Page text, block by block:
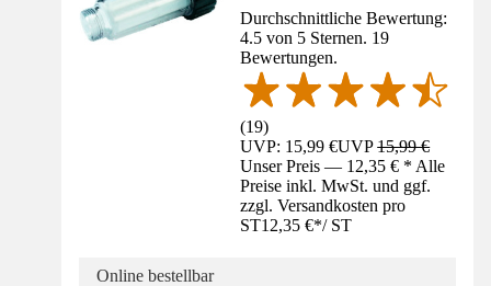
Durchschnittliche Bewertung:
4.5 von 5 Sternen. 19
Bewertungen.
(19)
UVP: 15,99 €UVP15,99 €
Unser Preis — 12,35 € * Alle
Preise inkl. MwSt. und ggf.
zzgl. Versandkosten pro
ST12,35 €*/ ST
Online bestellbar